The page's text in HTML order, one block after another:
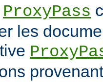
ProxyPass
les